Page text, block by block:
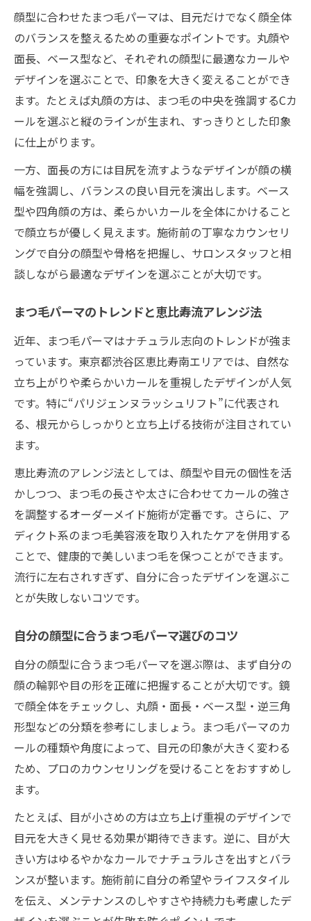
恵比寿で似合わせ重視のまつ毛パーマ選び
まつ毛パーマと顔型の相性を徹底解説
自然な目元演出におすすめのまつ毛パーマ
術
まつ毛パーマで自分らしい美しさを引き出
す方法
今注目の恵比寿南エリアまつ毛パーマ事情
恵比寿で人気のまつ毛パーマ最新事情を紹
介
安いまつ毛パーマを恵比寿で選ぶポイント
まつ毛パーマの新定番パリジェンヌラッシ
ュとは
駅近で通いやすい恵比寿まつ毛パーマの魅
向
自分らしさ際立つまつ毛パーマの選び方
まつ毛パーマで自分らしい目元を演出する
恵比寿のまつ毛パーマで個性を引き出すコ
ツ
まつ毛パーマ選びで重視したいポイントま
とめ
自然な仕上がりに導くまつ毛パーマの選択
術
顔型別におすすめのまつ毛パーマデザイン
集
まつ毛パーマで印象を変えるポイントとは
恵比寿で顔型を活かすまつ毛パーマ体験談
まつ毛パーマのデザイン提案と顔型診断方
法
まつ毛パーマで新しい自分に出会うヒント
顔型に合わせたまつ毛パーマは、目元だけでなく顔全体
のバランスを整えるための重要なポイントです。丸顔や
面長、ベース型など、それぞれの顔型に最適なカールや
デザインを選ぶことで、印象を大きく変えることができ
ます。たとえば丸顔の方は、まつ毛の中央を強調するCカ
ールを選ぶと縦のラインが生まれ、すっきりとした印象
に仕上がります。
一方、面長の方には目尻を流すようなデザインが顔の横
幅を強調し、バランスの良い目元を演出します。ベース
型や四角顔の方は、柔らかいカールを全体にかけること
で顔立ちが優しく見えます。施術前の丁寧なカウンセリ
ングで自分の顔型や骨格を把握し、サロンスタッフと相
談しながら最適なデザインを選ぶことが大切です。
まつ毛パーマのトレンドと恵比寿流アレンジ法
近年、まつ毛パーマはナチュラル志向のトレンドが強ま
っています。東京都渋谷区恵比寿南エリアでは、自然な
立ち上がりや柔らかいカールを重視したデザインが人気
です。特に“パリジェンヌラッシュリフト”に代表され
る、根元からしっかりと立ち上げる技術が注目されてい
ます。
恵比寿流のアレンジ法としては、顔型や目元の個性を活
かしつつ、まつ毛の長さや太さに合わせてカールの強さ
を調整するオーダーメイド施術が定番です。さらに、ア
ディクト系のまつ毛美容液を取り入れたケアを併用する
ことで、健康的で美しいまつ毛を保つことができます。
流行に左右されすぎず、自分に合ったデザインを選ぶこ
とが失敗しないコツです。
自分の顔型に合うまつ毛パーマ選びのコツ
自分の顔型に合うまつ毛パーマを選ぶ際は、まず自分の
顔の輪郭や目の形を正確に把握することが大切です。鏡
で顔全体をチェックし、丸顔・面長・ベース型・逆三角
形型などの分類を参考にしましょう。まつ毛パーマのカ
ールの種類や角度によって、目元の印象が大きく変わる
ため、プロのカウンセリングを受けることをおすすめし
ます。
たとえば、目が小さめの方は立ち上げ重視のデザインで
目元を大きく見せる効果が期待できます。逆に、目が大
きい方はゆるやかなカールでナチュラルさを出すとバラ
ンスが整います。施術前に自分の希望やライフスタイル
を伝え、メンテナンスのしやすさや持続力も考慮したデ